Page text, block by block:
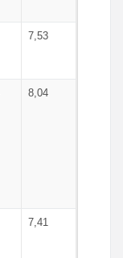
7,53
8,04
7,41